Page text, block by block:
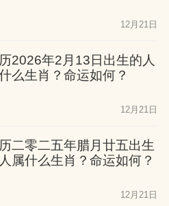
12月21日
2026年2月13日出生的人
么生肖？命运如何？
12月21日
二零二五年腊月廿五出生
属什么生肖？命运如何？
12月21日